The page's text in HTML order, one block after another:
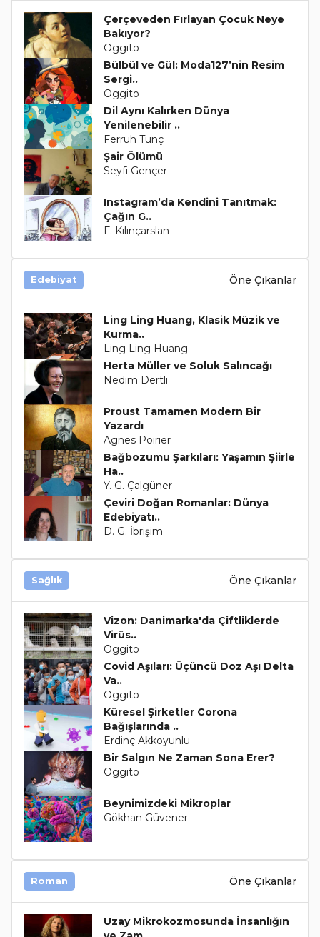
Çerçeveden Fırlayan Çocuk Neye
Bakıyor?
Oggito
Bülbül ve Gül: Moda127’nin Resim
Sergi..
Oggito
Dil Aynı Kalırken Dünya
Yenilenebilir ..
Ferruh Tunç
Şair Ölümü
Seyfi Gençer
Instagram’da Kendini Tanıtmak:
Çağın G..
F. Kılınçarslan
Edebiyat Öne Çıkanlar
Ling Ling Huang, Klasik Müzik ve
Kurma..
Ling Ling Huang
Herta Müller ve Soluk Salıncağı
Nedim Dertli
Proust Tamamen Modern Bir
Yazardı
Agnes Poirier
Bağbozumu Şarkıları: Yaşamın Şiirle
Ha..
Y. G. Çalgüner
Çeviri Doğan Romanlar: Dünya
Edebiyatı..
D. G. İbrişim
Sağlık Öne Çıkanlar
Vizon: Danimarka'da Çiftliklerde
Virüs..
Oggito
Covid Aşıları: Üçüncü Doz Aşı Delta
Va..
Oggito
Küresel Şirketler Corona
Bağışlarında ..
Erdinç Akkoyunlu
Bir Salgın Ne Zaman Sona Erer?
Oggito
Beynimizdeki Mikroplar
Gökhan Güvener
Roman Öne Çıkanlar
Uzay Mikrokozmosunda İnsanlığın